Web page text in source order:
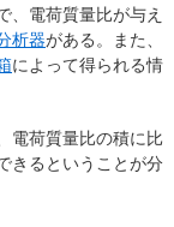
、電荷質量比が与え
析器がある。また、
によって得られる情
電荷質量比の積に比
きるということが分